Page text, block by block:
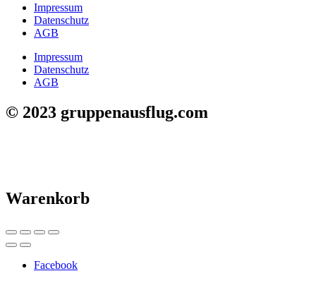
Impressum
Datenschutz
AGB
Impressum
Datenschutz
AGB
© 2023 gruppenausflug.com
Warenkorb
Facebook